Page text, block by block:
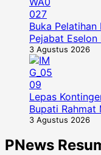
Buka
Pejabat
3 Agustus 2026
Lepas
Bupati
3 Agustus 2026
PNews